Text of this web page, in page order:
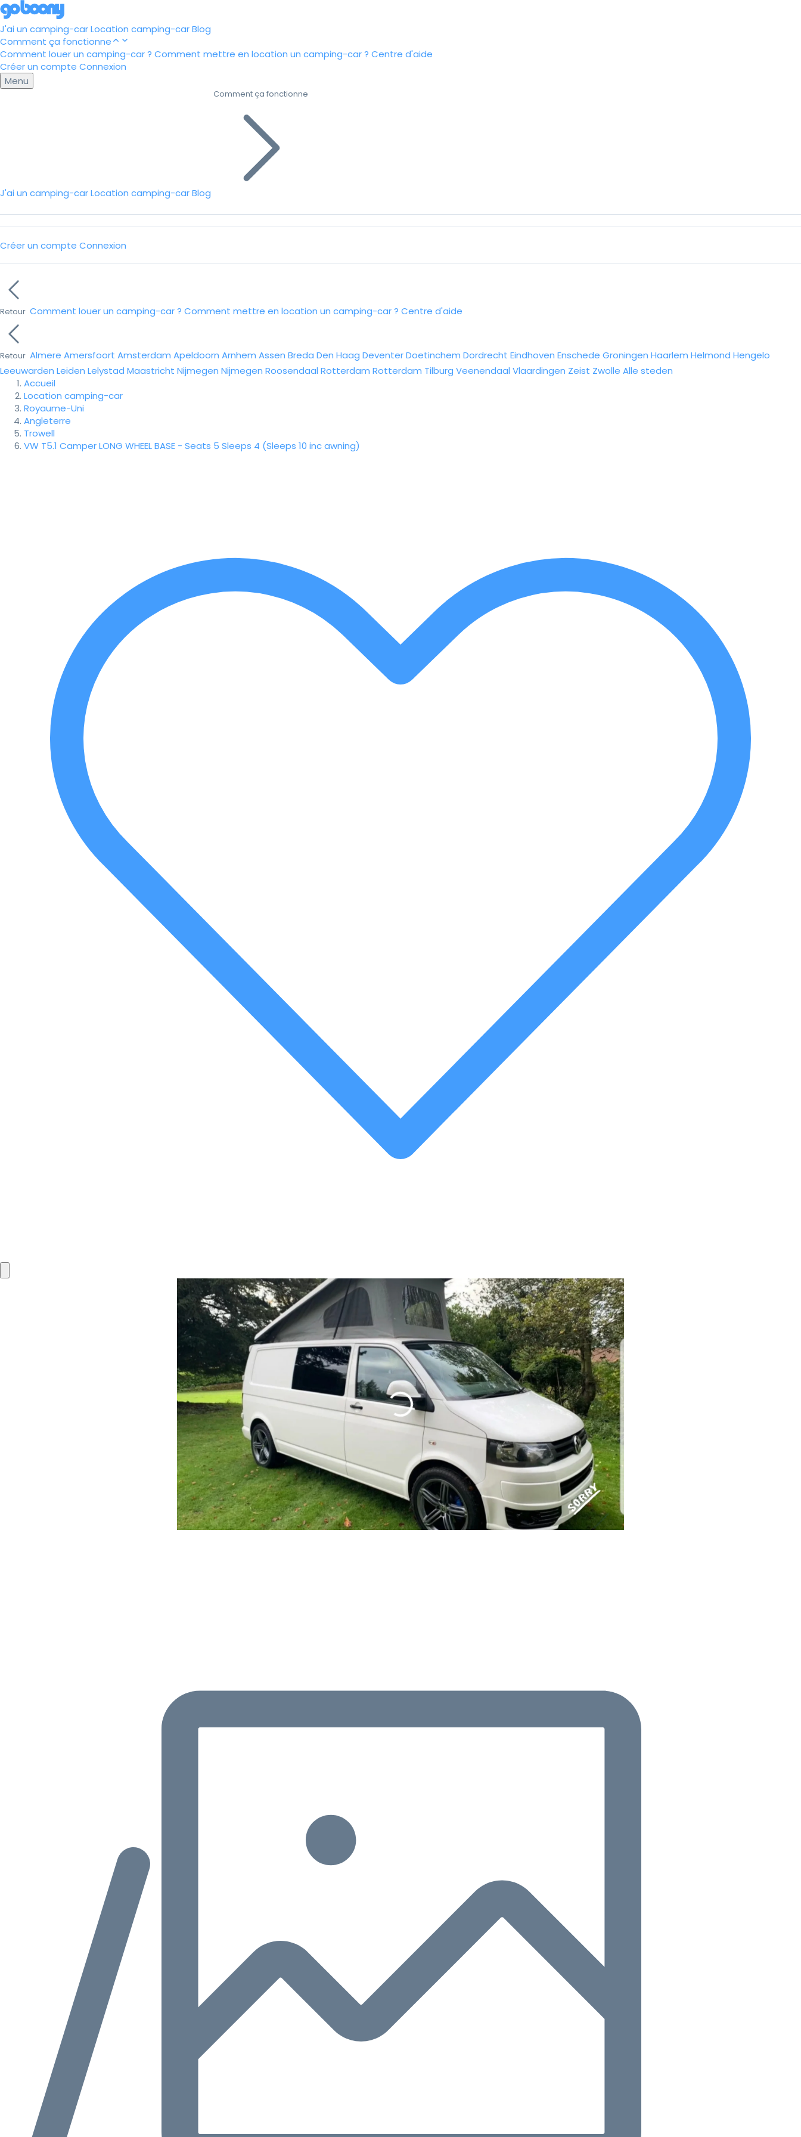
J'ai un camping-carLocation camping-carBlog
Comment ça fonctionne
Comment louer un camping-car ? Comment mettre en location un camping-car ? Centre d'aide
Créer un compte Connexion
Menu
J'ai un camping-carLocation camping-carBlog
Comment ça fonctionne
Créer un compte Connexion
Retour Comment louer un camping-car ? Comment mettre en location un camping-car ? Centre d'aide
Retour Almere Amersfoort Amsterdam Apeldoorn Arnhem Assen Breda Den Haag DeventerDoetinchem Dordrecht Eindhoven Enschede Groningen Haarlem Helmond Hengelo
Leeuwarden Leiden Lelystad Maastricht Nijmegen Nijmegen Roosendaal Rotterdam Rotterdam Tilburg Veenendaal Vlaardingen Zeist Zwolle Alle steden
Accueil
Location camping-car
Royaume-Uni
Angleterre
Trowell
VW T5.1 Camper LONG WHEEL BASE - Seats 5 Sleeps 4 (Sleeps 10 inc awning)